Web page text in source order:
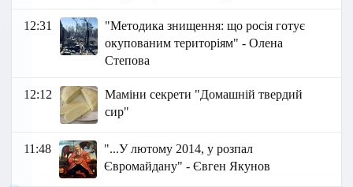
12:31
"Методика знищення: що росія готує
окупованим територіям" - Олена
Степова
12:12
Маміни секрети "Домашній твердий
сир"
11:48
"...У лютому 2014, у розпал
Євромайдану" - Євген Якунов